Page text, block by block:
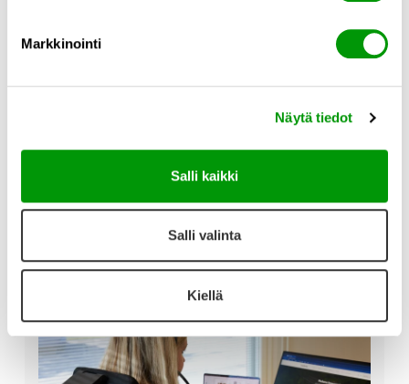
Markkinointi
Näytä tiedot
Salli kaikki
Salli valinta
Kiellä
Itsepalveluasiointi on toteutettavissa liittämällä
esimerkiksi verkkokauppa tai itsepalvelukassa
vapauttaa henkilökunnan työaikaa kassalta